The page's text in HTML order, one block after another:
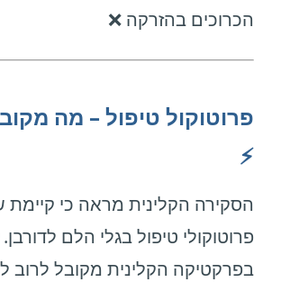
הכרוכים בהזרקה ❌
פרוטוקול טיפול – מה
⚡
הסקירה הקלינית מראה כי קיימת
פרוטוקולי טיפול בגלי הלם
בפרקטיקה הקלינית מקובל